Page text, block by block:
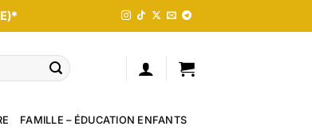
FAMILLE – ÉDUCATION ENFANTS